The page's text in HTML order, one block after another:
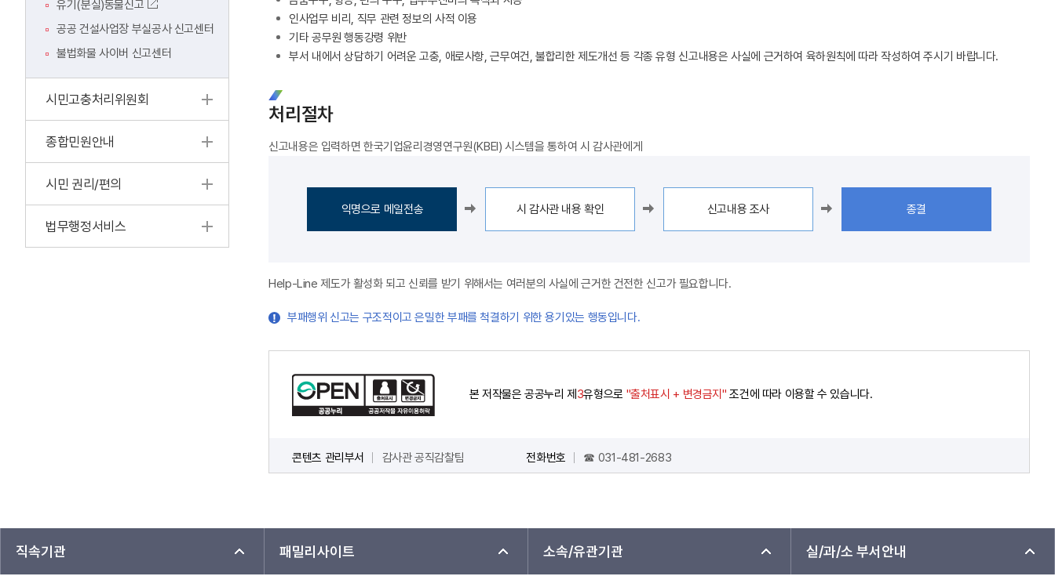
유기(분실)동물신고
공공 건설사업장 부실공사 신고센터
불법화물 사이버 신고센터
시민고충처리위원회
종합민원안내
시민 권리/편의
법무행정서비스
인사업무 비리, 직무 관련 정보의 사적 이용
기타 공무원 행동강령 위반
부서 내에서 상담하기 어려운 고충, 애로사항, 근무여건, 불합리한 제도개선 등 각종 유형 신고내용은 사실에 근거하여 육하원칙에 따라 작성하여 주시기 바랍니다.
처리절차
신고내용은 입력하면 한국기업윤리경영연구원(KBEI) 시스템을 통하여 시 감사관에게
익명으로 메일전송 시 감사관 내용 확인 신고내용 조사 종결
Help-Line 제도가 활성화 되고 신뢰를 받기 위해서는 여러분의 사실에 근거한 건전한 신고가 필요합니다.
부패행위 신고는 구조적이고 은밀한 부패를 척결하기 위한 용기있는 행동입니다.
본 저작물은 공공누리 제 3유형으로 "출처표시 + 변경금지" 조건에 따라 이용할 수 있습니다.
콘텐츠 관리부서 감사관 공직감찰팀 전화번호 ☎ 031-481-2683
직속기관 패밀리사이트 소속/유관기관 실/과/소 부서안내